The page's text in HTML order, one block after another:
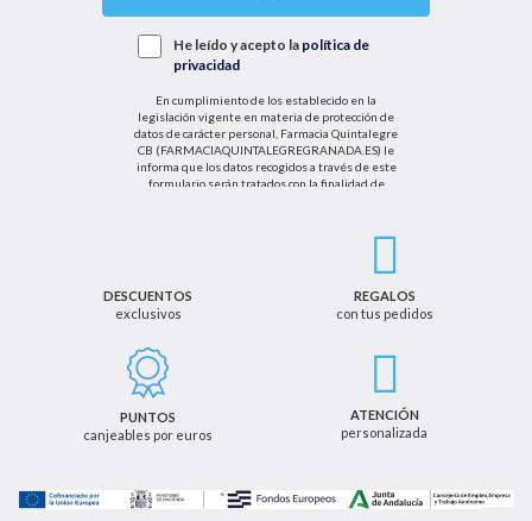
He leído y acepto la política de
privacidad
En cumplimiento de los establecido en la
legislación vigente en materia de protección de
datos de carácter personal, Farmacia Quintalegre
CB (FARMACIAQUINTALEGREGRANADA.ES) le
informa que los datos recogidos a través de este
formulario serán tratados con la finalidad de
el tratamiento de sus datos personales se basará
cancelación u oposición, así como los derechos
adicionales que le asisten a través de la dirección
de email info@farmaciaquintalegregranada.es, así
como a través de los medios detallados en la
información adicional sobre nuestra política de
privacidad que puede consultar en la dirección web
DESCUENTOS
exclusivos
REGALOS
con tus pedidos
PUNTOS
canjeables por euros
ATENCIÓN
personalizada